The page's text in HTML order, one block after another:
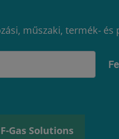
műszaki, termék- és
F-Gas Solutions